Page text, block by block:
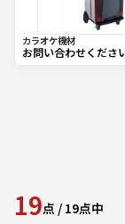
カラオケ機材
お問い合わせくださ
19点 / 19点中